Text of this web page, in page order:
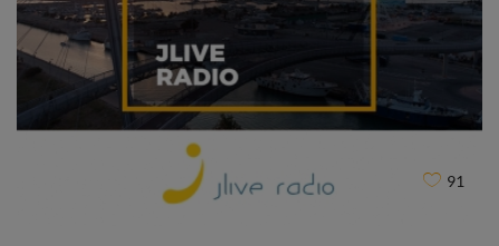
IVECO CNH Industrial
CLIENT
91